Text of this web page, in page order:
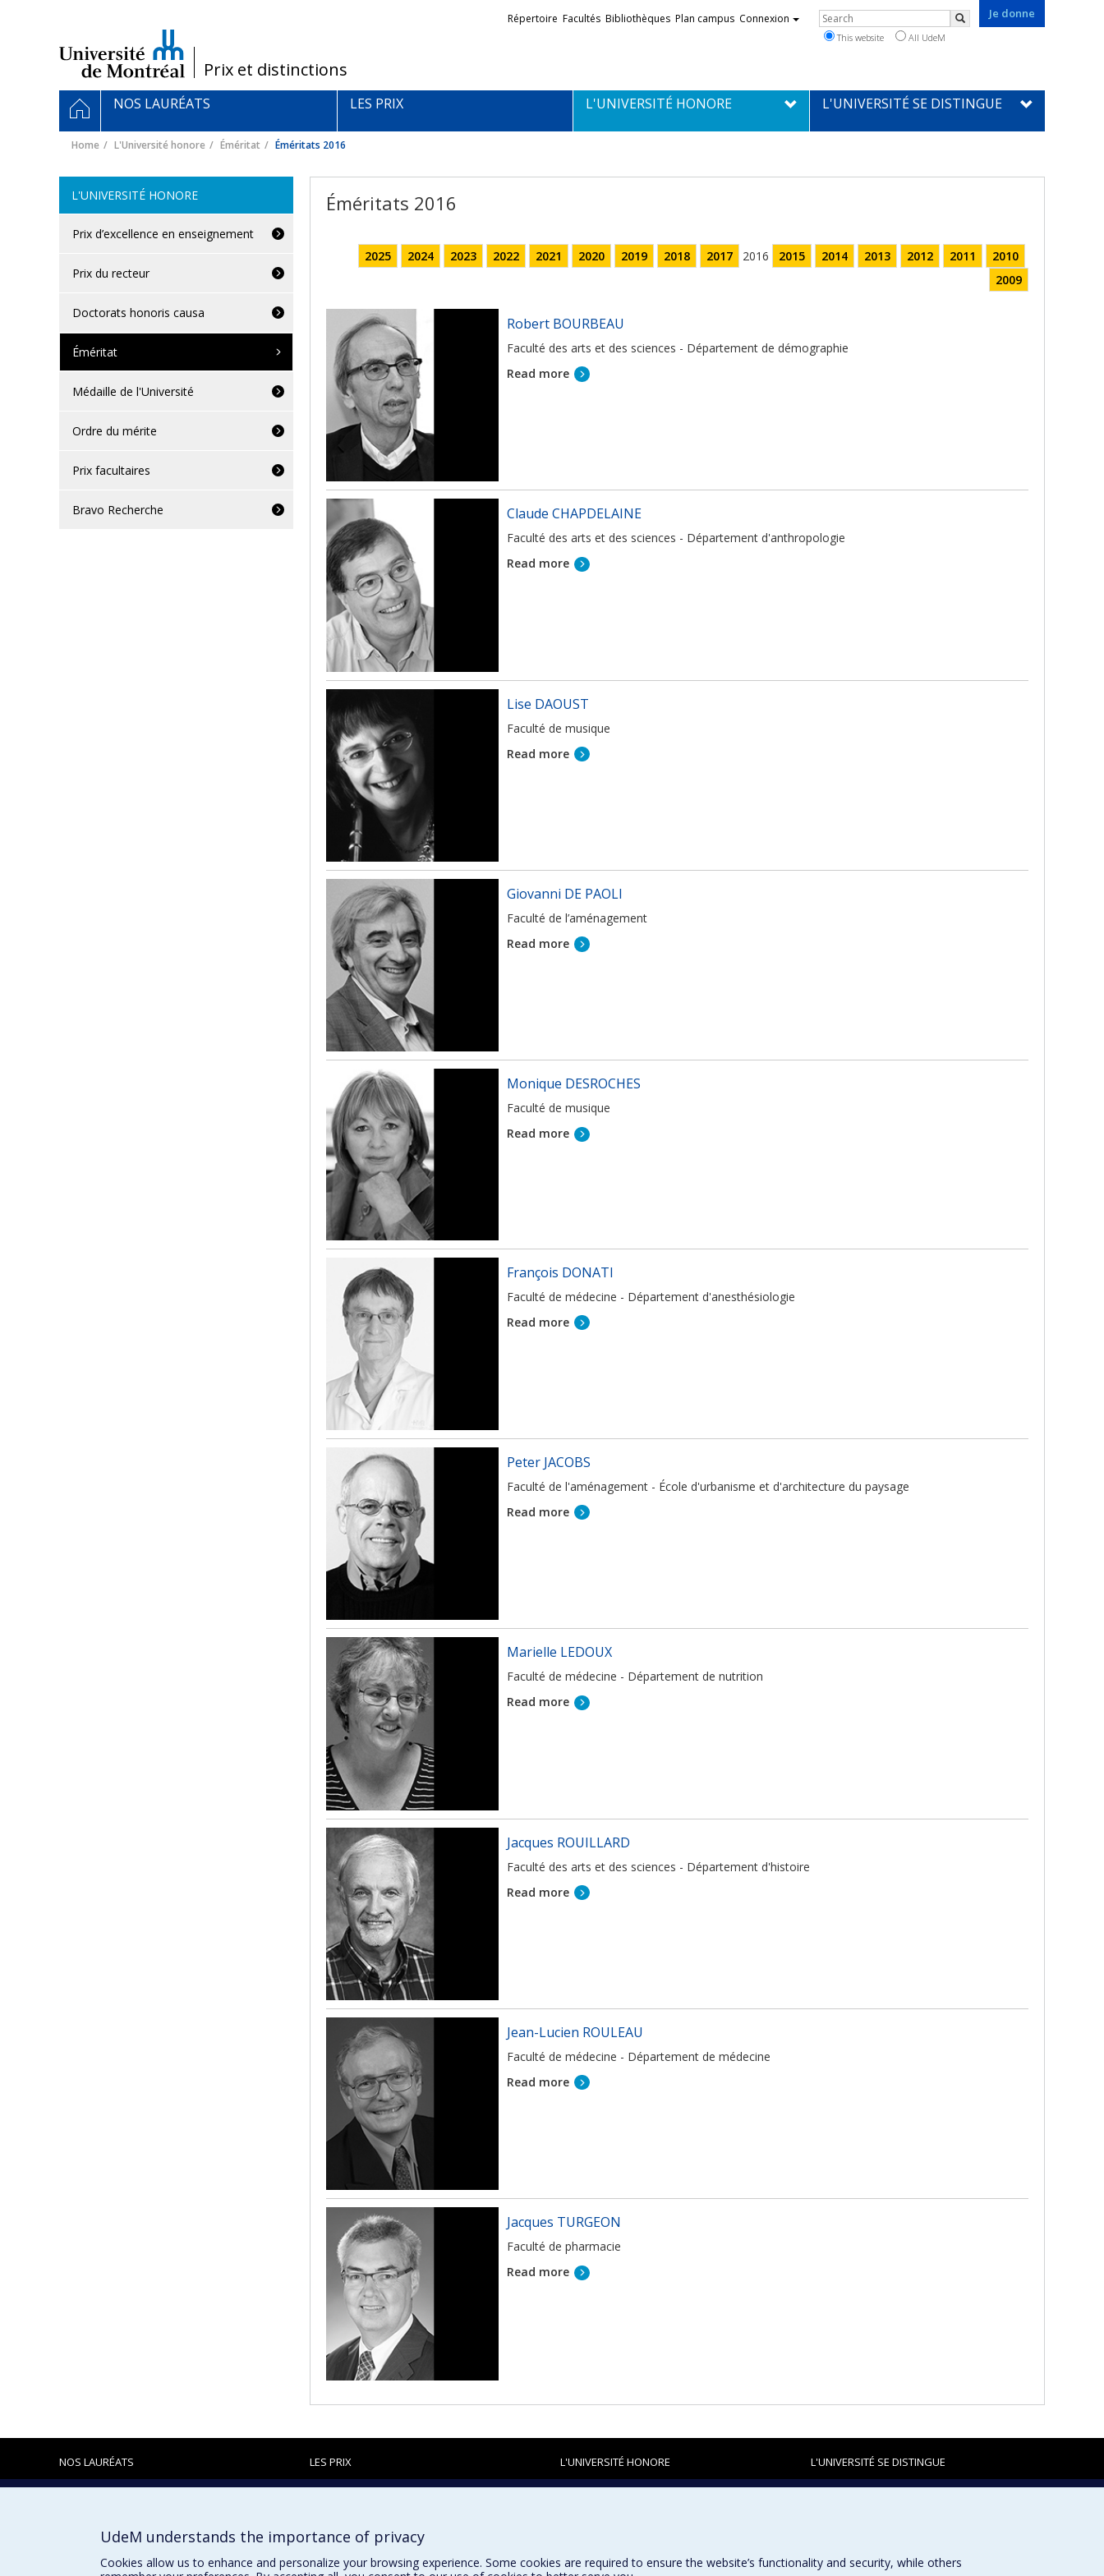
/Prix et distinctions
Je donne
Liens
externes
Répertoire Facultés Bibliothèques Plan campus Connexion Rechercher
Search
This website All UdeM
Navigation
principale
HOMENOS LAURÉATS LES PRIX L'UNIVERSITÉ HONORE L'UNIVERSITÉ SE DISTINGUE
Home L'Université honore Éméritat Éméritats 2016
Éméritats 2016
2025 2024 2023 2022 2021 2020 2019 2018 2017 2016 2015 2014 2013 2012 2011
2010
2009
Robert BOURBEAU
Faculté des arts et des sciences - Département de démographie
Read more
Claude CHAPDELAINE
Faculté des arts et des sciences - Département d'anthropologie
Read more
Lise DAOUST
Faculté de musique
Read more
Giovanni DE PAOLI
Faculté de l’aménagement
Read more
Monique DESROCHES
Faculté de musique
Read more
François DONATI
Faculté de médecine - Département d'anesthésiologie
Read more
Peter JACOBS
Faculté de l'aménagement - École d'urbanisme et d'architecture du paysage
Read more
Marielle LEDOUX
Faculté de médecine - Département de nutrition
Read more
Jacques ROUILLARD
Faculté des arts et des sciences - Département d'histoire
Read more
Jean-Lucien ROULEAU
Faculté de médecine - Département de médecine
Read more
Jacques TURGEON
Faculté de pharmacie
Read more
L'UNIVERSITÉ HONORE
Prix d’excellence en enseignement
Prix du recteur
Doctorats honoris causa
Éméritat
Médaille de l'Université
Ordre du mérite
Prix facultaires
Bravo Recherche
NOS LAURÉATS LES PRIX L'UNIVERSITÉ HONORE L'UNIVERSITÉ SE DISTINGUE
UdeM understands the importance of privacy
Cookies allow us to enhance and personalize your browsing experience. Some cookies are required to ensure the website’s functionality and security, while others